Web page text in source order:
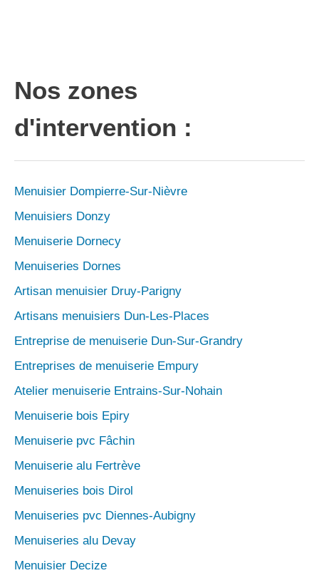
Nos zones
d'intervention :
Menuisier Dompierre-Sur-Nièvre
Menuisiers Donzy
Menuiserie Dornecy
Menuiseries Dornes
Artisan menuisier Druy-Parigny
Artisans menuisiers Dun-Les-Places
Entreprise de menuiserie Dun-Sur-Grandry
Entreprises de menuiserie Empury
Atelier menuiserie Entrains-Sur-Nohain
Menuiserie bois Epiry
Menuiserie pvc Fâchin
Menuiserie alu Fertrève
Menuiseries bois Dirol
Menuiseries pvc Diennes-Aubigny
Menuiseries alu Devay
Menuisier Decize